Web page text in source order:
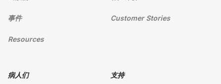
事件
Resources
Customer Stories
病人们
支持